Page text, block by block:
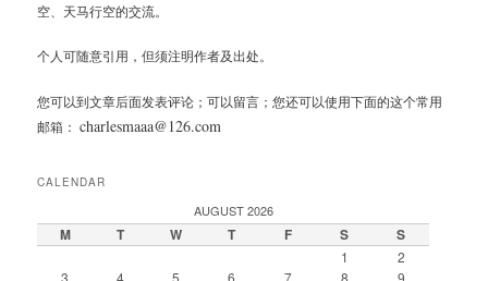
空、天马行空的交流。
个人可随意引用，但须注明作者及出处。
您可以到文章后面发表评论；可以留言；您还可以使用下面的这个常用
邮箱： charlesmaaa@126.com
CALENDAR
AUGUST 2026
M T W T F S S
1
2